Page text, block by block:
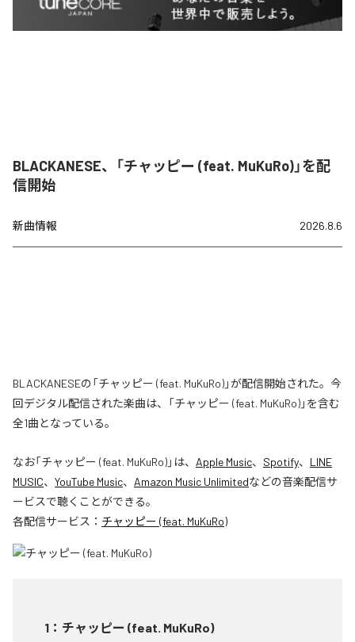
BLACKANESE、「チャッピー (feat. MuKuRo)」を配
信開始
新曲情報 2026.8.6
BLACKANESEの「チャッピー (feat. MuKuRo)」が配信開始された。今
回デジタル配信された楽曲は、「チャッピー (feat. MuKuRo)」を含む
全1曲となっている。
なお「チャッピー (feat. MuKuRo)」は、 Apple Music、 Spotify、 LINE
MUSIC、 YouTube Music、 Amazon Music Unlimitedなどの音楽配信サ
ービスで聴くことができる。
各配信サービス： チャッピー (feat. MuKuRo)
1 ： チャッピー (feat. MuKuRo)